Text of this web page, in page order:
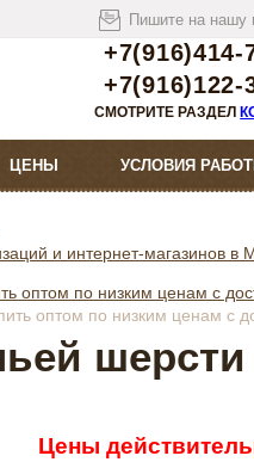
Пишите на нашу
+7(916)414-
+7(916)122-
СМОТРИТЕ РАЗДЕЛ
ЦЕНЫ УСЛОВИЯ
и интернет-магазинов в
по низким ценам с
оптом по низким ценам с
шерсти
Цены